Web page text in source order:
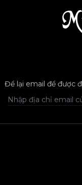
Để lại email để được